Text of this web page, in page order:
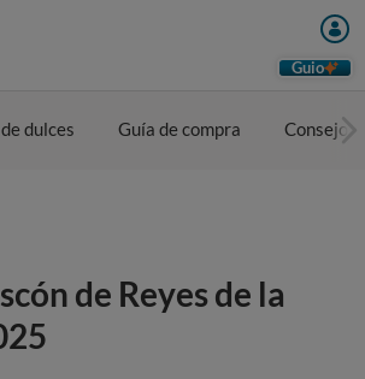
Guio
dulces Guía de compra Consejos
de Reyes de la